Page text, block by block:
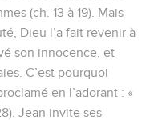
(ch. 13 à 19). Mais
Dieu l’a fait revenir à
son innocence, et
C’est pourquoi
en l’adorant : «
Jean invite ses